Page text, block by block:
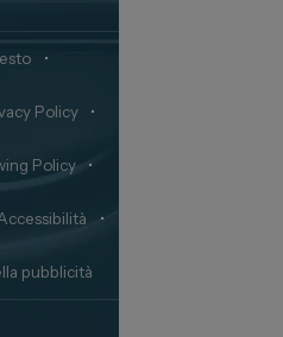
•
Policy •
Policy •
•
pubblicità